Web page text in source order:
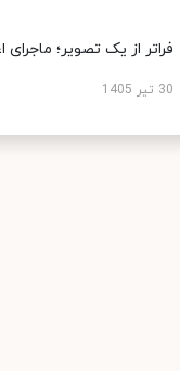
فراتر از یک تصویر؛ ماجرای
30 تیر 1405